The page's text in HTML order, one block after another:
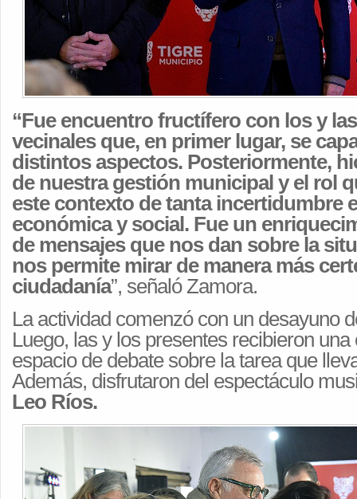
“Fue encuentro fructífero con los y
vecinales que, en primer lugar, se
distintos aspectos. Posteriormente,
de nuestra gestión municipal y el rol
este contexto de tanta incertidumbre
económica y social. Fue un
de mensajes que nos dan sobre la
nos permite mirar de manera más
ciudadanía”, señaló Zamora.
La actividad comenzó con un desayuno
Luego, las y los presentes recibieron
espacio de debate sobre la tarea que
Además, disfrutaron del espectáculo
Leo Ríos.